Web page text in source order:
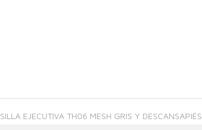
SILLA EJECUTIVA TH06 MESH GRIS Y DESCANSAPIÉS